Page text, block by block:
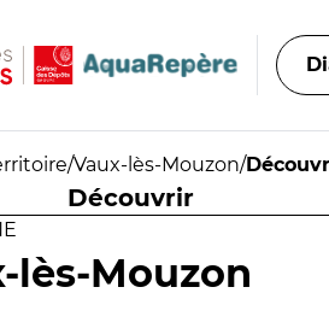
/Vaux-lès-Mouzon/
Découvrir
lès-Mouzon